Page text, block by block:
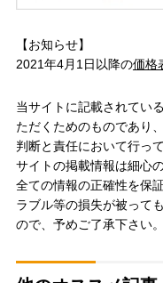
【お知らせ】
2021年4月1日以降の価格
当サイトに記載されてい
ただくためのものであり
判断と責任において行っ
サイトの掲載情報は細心
全ての情報の正確性を保
ラブル等の損失が被って
ので、予めご了承下さい。